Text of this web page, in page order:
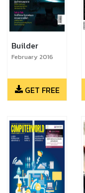
Builder
February 2016
GET FREE